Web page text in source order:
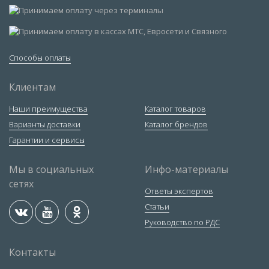
Способы оплаты
Клиентам
Наши преимущества
Варианты доставки
Гарантии и сервисы
Каталог товаров
Каталог брендов
Мы в социальных
сетях
Инфо-материалы
Ответы экспертов
Статьи
Руководство по РДС
Контакты